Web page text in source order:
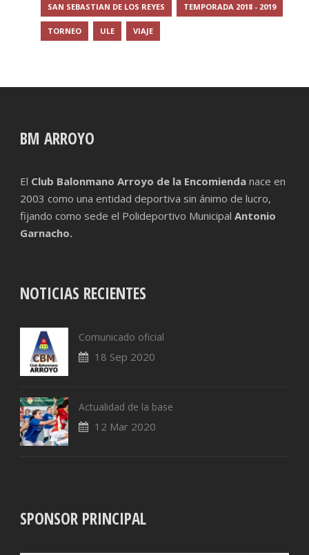
SAN SEBASTIAN DE LOS REYES TEMPORADA 2018 - 2019
TORNEO ULE VIAJE
BM ARROYO
El Club Balonmano Arroyo de la Encomienda nace en
2003 como una entidad deportiva sin ánimo de lucro,
fijando como sede el Polideportivo Municipal Antonio
Garnacho.
NOTICIAS RECIENTES
Comunicado oficial
18 Sep 2020
Actualidad de la base
12 Mar 2020
SPONSOR PRINCIPAL